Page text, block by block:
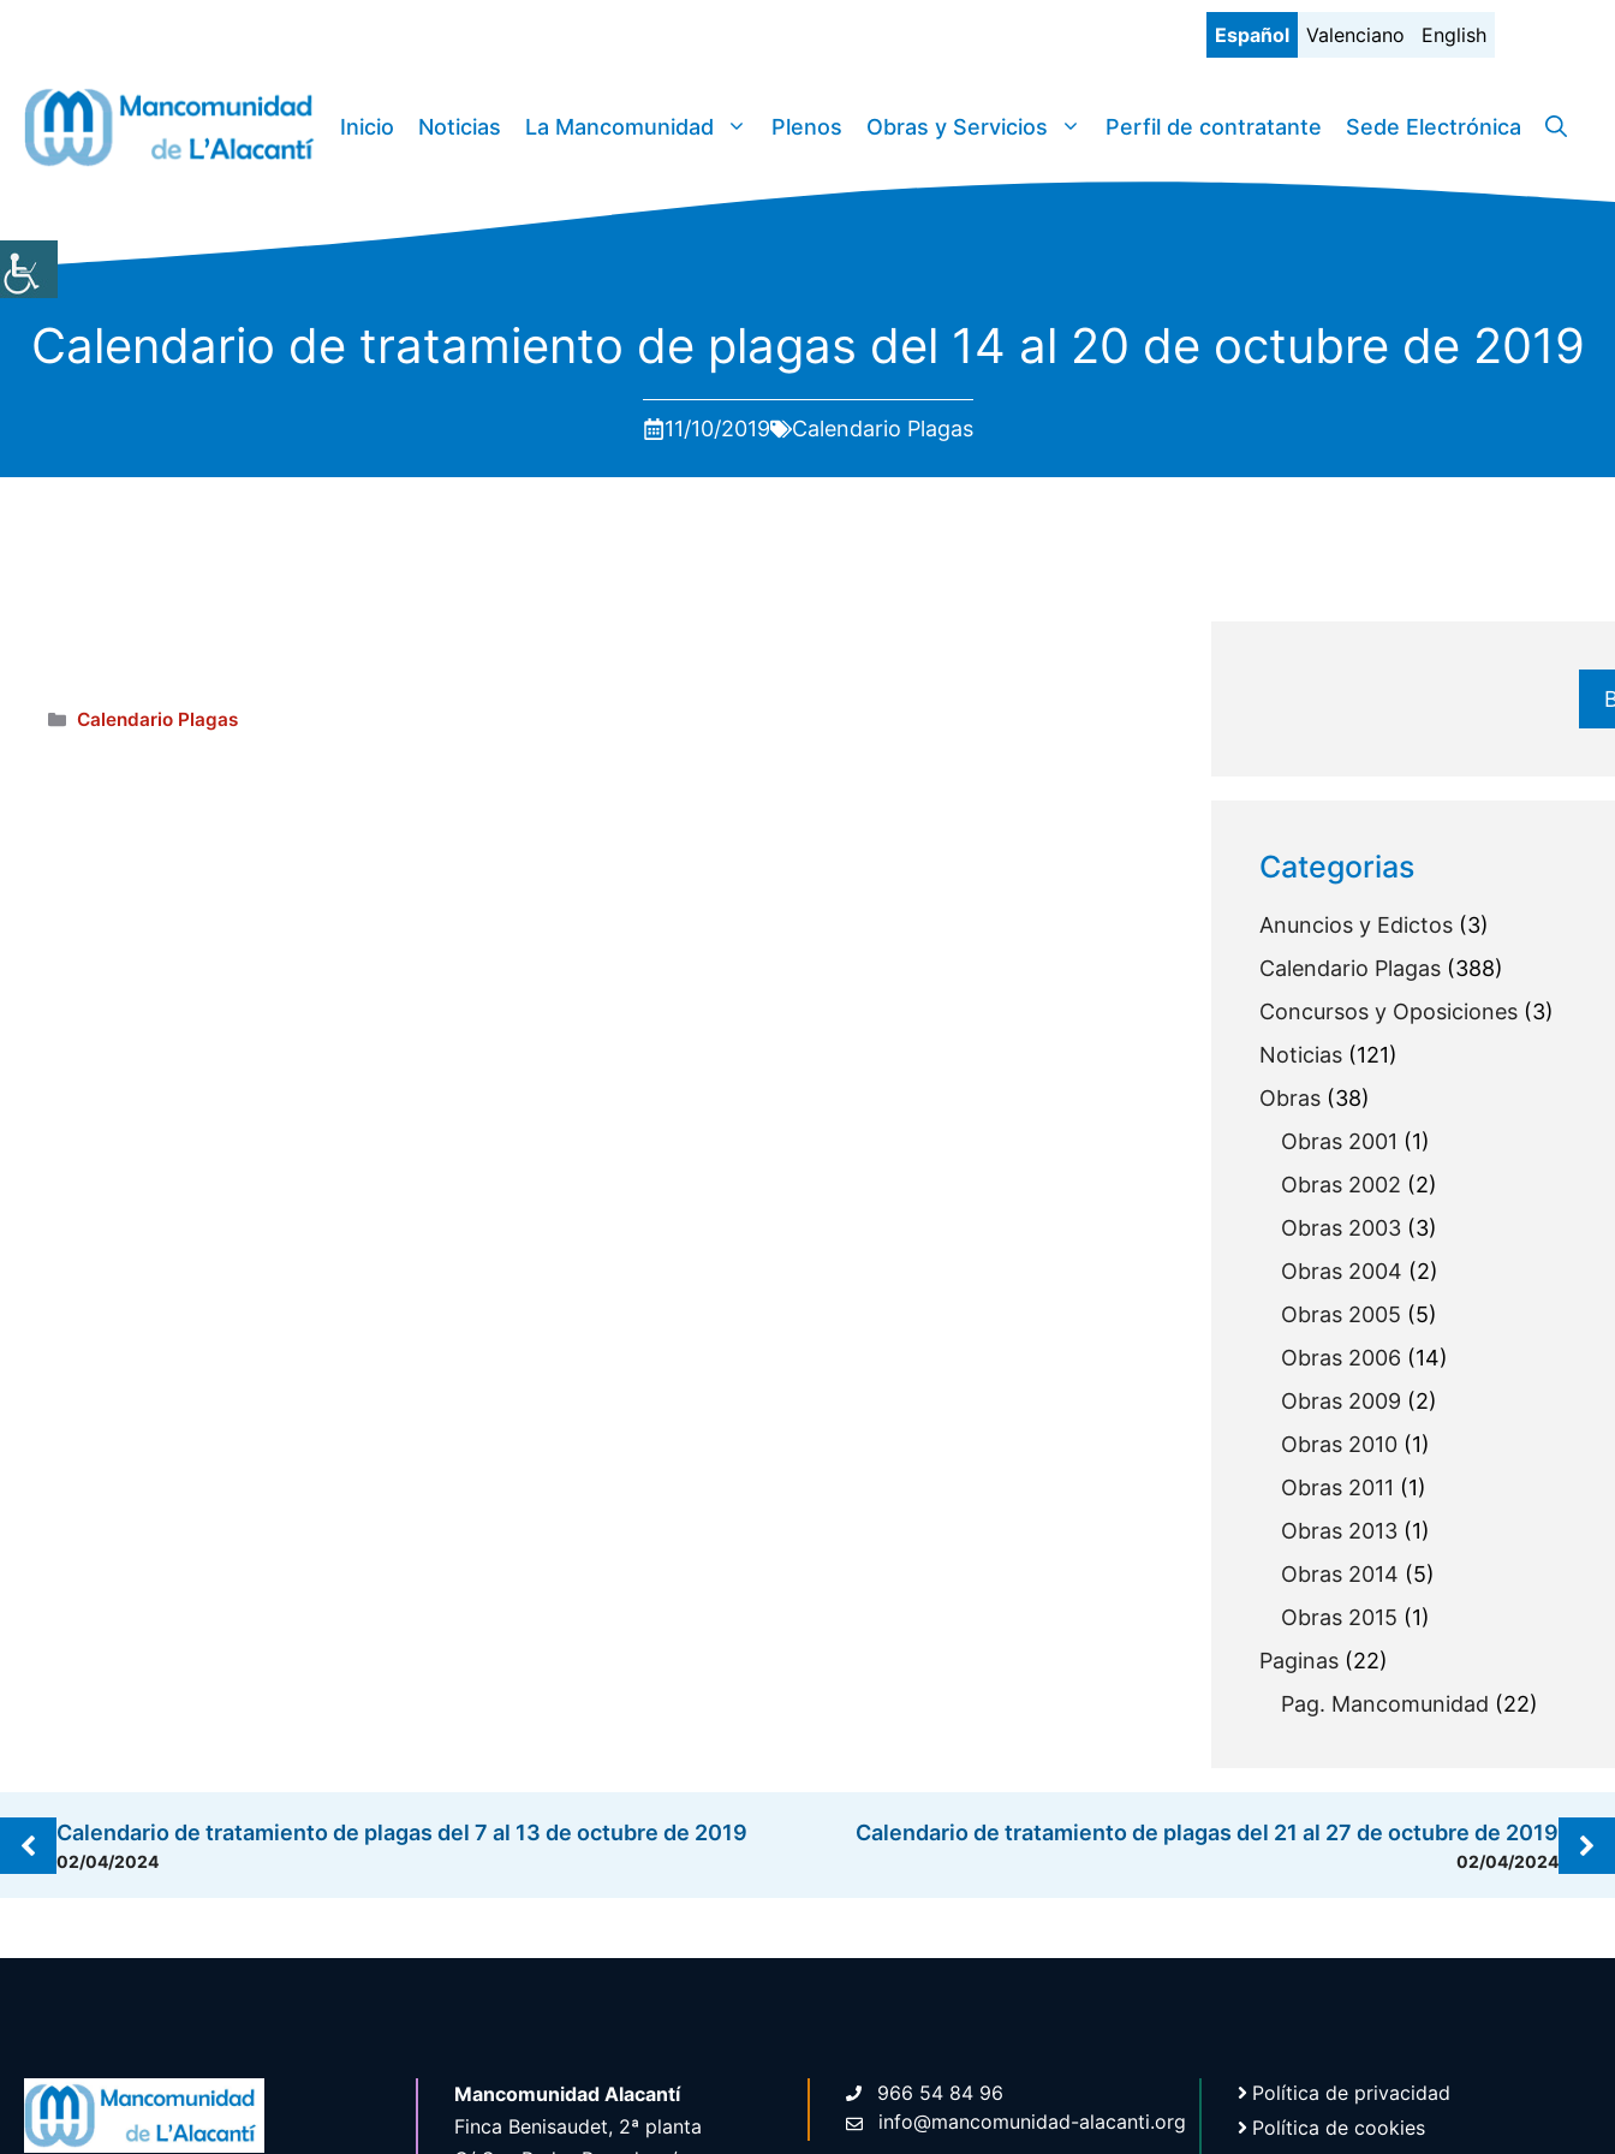
Español Valenciano English
Inicio Noticias La Mancomunidad Plenos Obras y Servicios Perfil de contratante Sede Electrónica
Calendario de tratamiento de plagas del 14 al 20 de octubre de 2019
11/10/2019 Calendario Plagas
Categorías
Calendario Plagas
Categorias
Anuncios y Edictos (3)
Calendario Plagas (388)
Concursos y Oposiciones (3)
Noticias (121)
Obras (38)
Obras 2001 (1)
Obras 2002 (2)
Obras 2003 (3)
Obras 2004 (2)
Obras 2005 (5)
Obras 2006 (14)
Obras 2009 (2)
Obras 2010 (1)
Obras 2011 (1)
Obras 2013 (1)
Obras 2014 (5)
Obras 2015 (1)
Paginas (22)
Pag. Mancomunidad (22)
Calendario de tratamiento de plagas del 7 al 13 de octubre de 2019
02/04/2024
Calendario de tratamiento de plagas del 21 al 27 de octubre de 2019
02/04/2024
Mancomunidad Alacantí
Finca Benisaudet, 2ª planta
966 54 84 96
info@mancomunidad-alacanti.org
Política de privacidad
Política de cookies